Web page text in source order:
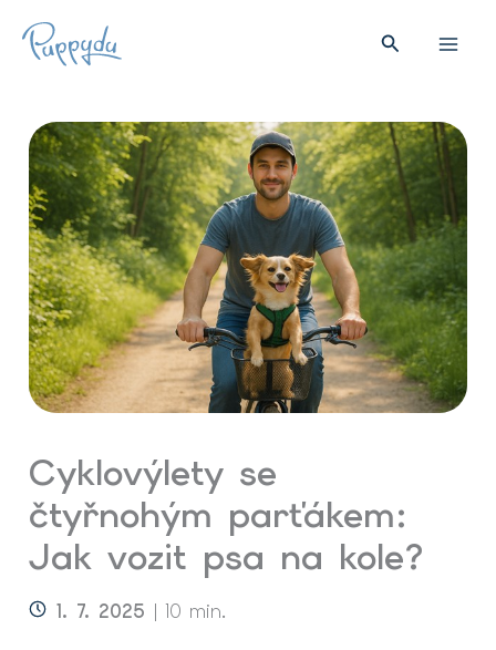
obsah
Hledat
Cyklovýlety se
čtyřnohým parťákem:
Jak vozit psa na kole?
1. 7. 2025 | 10 min.